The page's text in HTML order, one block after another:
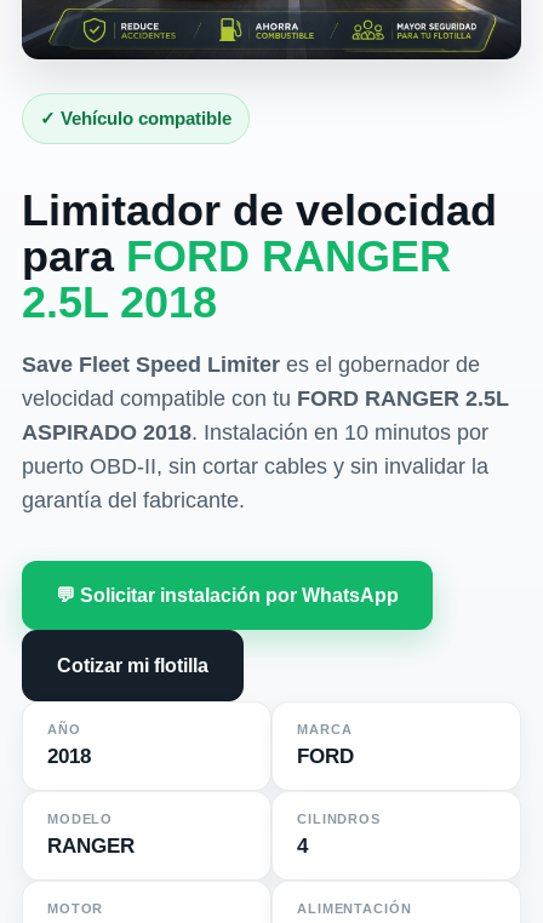
✓ Vehículo compatible
Limitador de velocidad
para FORD RANGER
2.5L 2018
Save Fleet Speed Limiteres el gobernador de
velocidad compatible con tu FORD RANGER 2.5L
ASPIRADO 2018. Instalación en 10 minutos por
puerto OBD-II, sin cortar cables y sin invalidar la
garantía del fabricante.
💬 Solicitar instalación por WhatsApp
Cotizar mi flotilla
AÑO
2018
MARCA
FORD
MODELO
RANGER
CILINDROS
4
MOTOR ALIMENTACIÓN